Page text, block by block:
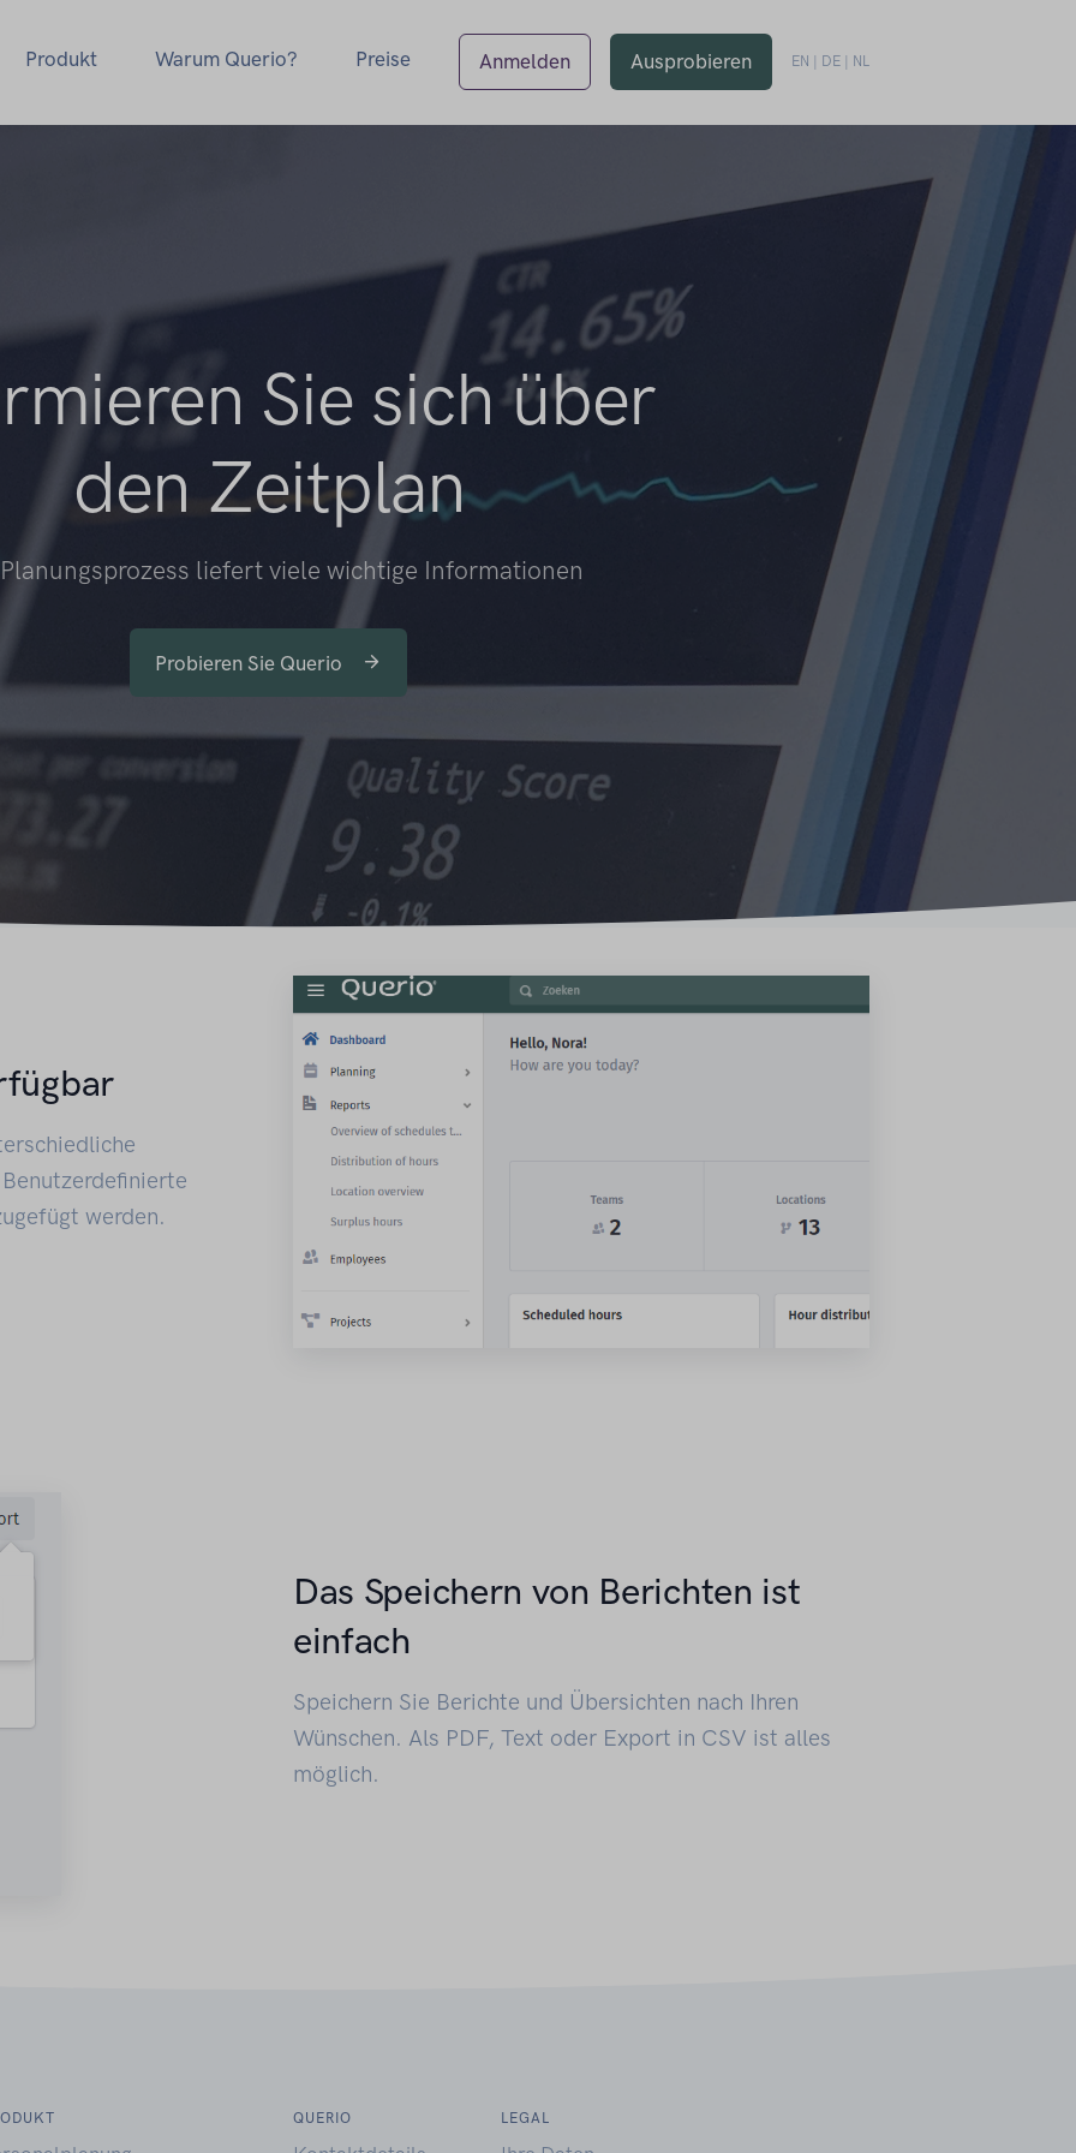
Produkt Warum Querio? Preise Anmelden Ausprobieren EN DE NL
Sie sich über
den Zeitplan
liefert viele wichtige Informationen
Probieren Sie Querio
werden.
Das Speichern von Berichten ist
einfach
Speichern Sie Berichte und Übersichten nach Ihren
Wünschen. Als PDF, Text oder Export in CSV ist alles
möglich.
QUERIO LEGAL